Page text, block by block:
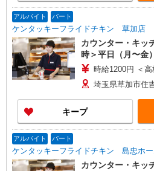
アルバイト パート
ケンタッキーフライドチキン 草加店
カウンター・キッ
時＞平日（月〜
時給1200円 ＜
埼玉県草加市住
キープ
アルバイト パート
ケンタッキーフライドチキン 島忠ホ
カウンター・キッ